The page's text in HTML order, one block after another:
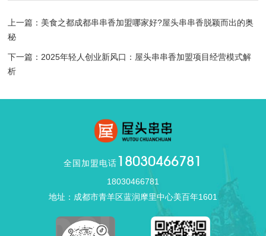
上一篇：美食之都成都串串香加盟哪家好?屋头串串香脱颖而出的奥
秘
下一篇：2025年轻人创业新风口：屋头串串香加盟项目经营模式解
析
全国加盟电话 18030466781
18030466781
地址：成都市青羊区蓝润摩里中心美百年1601